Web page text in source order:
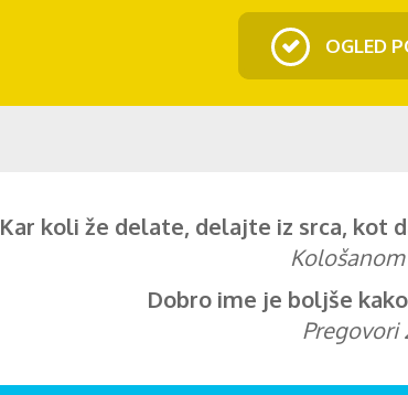
OGLED
Kar koli že delate, delajte iz srca, kot
Kološanom
Dobro ime je boljše
Pregovori